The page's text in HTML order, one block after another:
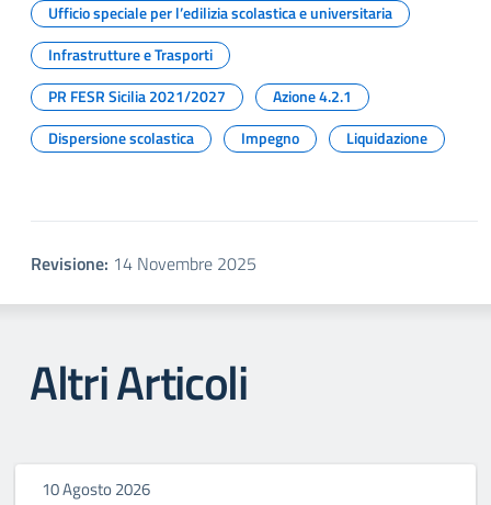
Ufficio speciale per l’edilizia scolastica e universitaria
Infrastrutture e Trasporti
PR FESR Sicilia 2021/2027
Azione 4.2.1
Dispersione scolastica
Impegno Liquidazione
Revisione: 14 Novembre 2025
Altri Articoli
10 Agosto 2026